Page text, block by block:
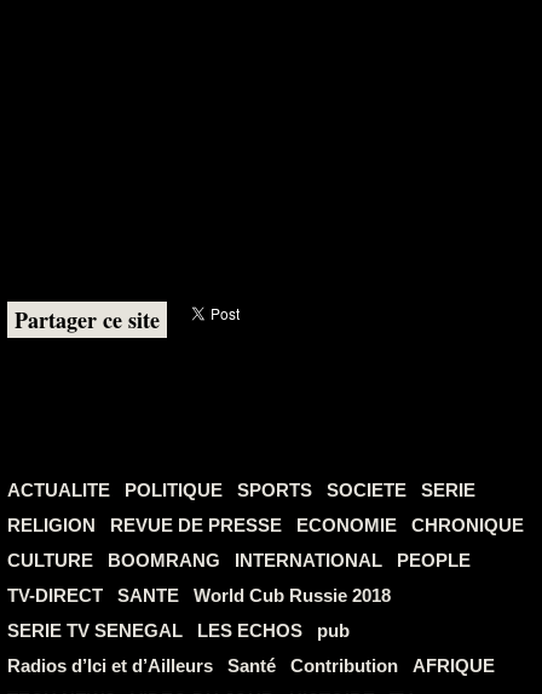
Partager ce site
ACTUALITE POLITIQUE SPORTS SOCIETE
SERIE
RELIGION
REVUE DE PRESSE ECONOMIE
CHRONIQUE
CULTURE
BOOMRANG INTERNATIONAL
PEOPLE
TV-DIRECT
SANTE
World Cub Russie 2018
SERIE TV SENEGAL
LES ECHOS
pub
Radios d’Ici et d’Ailleurs
Santé Contribution
AFRIQUE